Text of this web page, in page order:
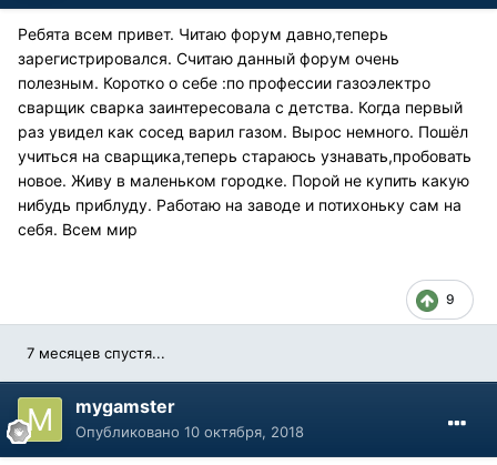
Ребята всем привет. Читаю форум давно,теперь
зарегистрировался. Считаю данный форум очень
полезным. Коротко о себе :по профессии газоэлектро
сварщик сварка заинтересовала с детства. Когда первый
раз увидел как сосед варил газом. Вырос немного. Пошёл
учиться на сварщика,теперь стараюсь узнавать,пробовать
новое. Живу в маленьком городке. Порой не купить какую
нибудь приблуду. Работаю на заводе и потихоньку сам на
себя. Всем мир
9
7 месяцев спустя...
mygamster
Опубликовано 10 октября, 2018